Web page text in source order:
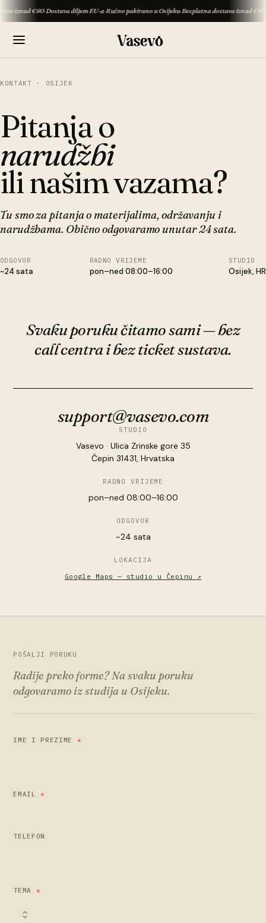
iznad €80·Dostava diljem EU-a·Ručno pakirano u Osijeku·Besplatna dostava iznad €80·
KONTAKT · OSIJEK
Pitanja o
narudžbi
ili našim vazama?
Tu smo za pitanja o materijalima, održavanju i
narudžbama. Obično odgovaramo unutar 24 sata.
ODGOVOR
~24 sata
RADNO VRIJEME
pon–ned 08:00–16:00
STUDIO
Osijek, HR
support@vasevo.com
Svaku poruku čitamo sami — bez
call centra i bez ticket sustava.
support@vasevo.com
STUDIO
Vasevo · Ulica Zrinske gore 35
Čepin 31431, Hrvatska
RADNO VRIJEME
pon–ned 08:00–16:00
ODGOVOR
~24 sata
LOKACIJA
Google Maps — studio u Čepinu
↗
POŠALJI PORUKU
Radije preko forme? Na svaku poruku
odgovaramo iz studija u Osijeku.
IME I PREZIME *
EMAIL *
TELEFON
TEMA *